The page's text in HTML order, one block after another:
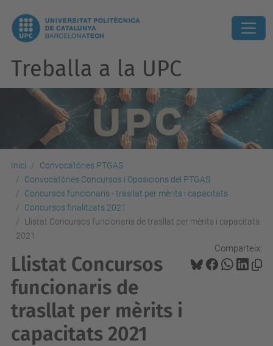
Treballa a la UPC
Inici
Convocatòries PTGAS
Convocatòries Concursos i Oposicions del PTGAS
Concursos funcionaris - trasllat per mèrits i capacitats
Concursos finalitzats 2021
Llistat Concursos funcionaris de trasllat per mèrits i capacitats
2021
Comparteix:
Llistat Concursos
funcionaris de
trasllat per mèrits i
capacitats 2021